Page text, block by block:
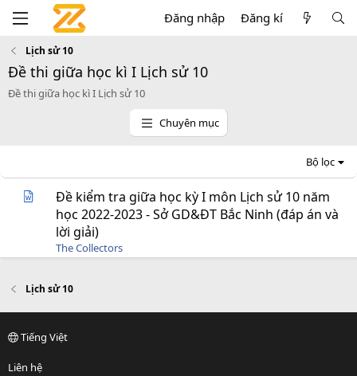
Đăng nhập Đăng kí
Lịch sử 10
Đề thi giữa học kì I Lịch sử 10
Đề thi giữa học kì I Lịch sử 10
Chuyên mục
Bộ lọc
Đề kiểm tra giữa học kỳ I môn Lịch sử 10 năm
học 2022-2023 - Sở GD&ĐT Bắc Ninh (đáp án và
lời giải)
The Collectors
Lịch sử 10
Tiếng Việt
Liên hệ